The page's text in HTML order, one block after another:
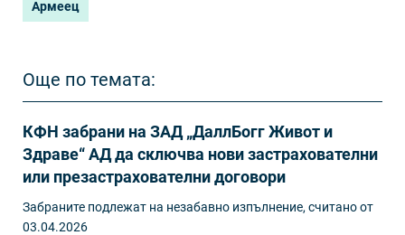
Армеец
Още по темата:
КФН забрани на ЗАД „ДаллБогг Живот и
Здраве“ АД да сключва нови застрахователни
или презастрахователни договори
Забраните подлежат на незабавно изпълнение, считано от
03.04.2026